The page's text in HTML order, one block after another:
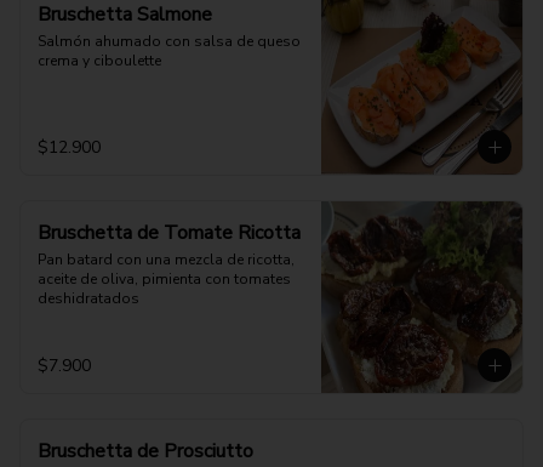
Bruschetta Salmone
Salmón ahumado con salsa de queso
crema y ciboulette
$12.900
Bruschetta de Tomate Ricotta
Pan batard con una mezcla de ricotta,
aceite de oliva, pimienta con tomates
deshidratados
$7.900
Bruschetta de Prosciutto